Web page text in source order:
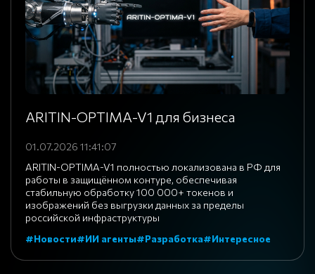
ARITIN-OPTIMA-V1 для бизнеса
01.07.2026 11:41:07
ARITIN-OPTIMA-V1 полностью локализована в РФ для
работы в защищённом контуре, обеспечивая
стабильную обработку 100 000+ токенов и
изображений без выгрузки данных за пределы
российской инфраструктуры
#Новости#ИИ агенты#Разработка#Интересное